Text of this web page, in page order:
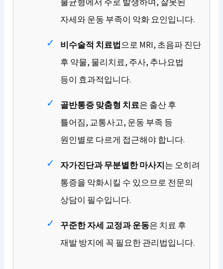
자세와 운동 부족이 악화 요인입니다.
비수술적 치료법으로 MRI, 초음파 진단
후 약물, 물리치료, 주사, 추나요법
등이 효과적입니다.
골반통증 맞춤형 치료은 출산 후
틀어짐, 교통사고, 운동 부족 등
원인별로 다르게 접근해야 합니다.
자가진단과 무분별한 마사지는 오히려
통증을 악화시킬 수 있으므로 전문의
상담이 필수입니다.
꾸준한 자세 교정과 운동은 치료 후
재발 방지에 꼭 필요한 관리법입니다.